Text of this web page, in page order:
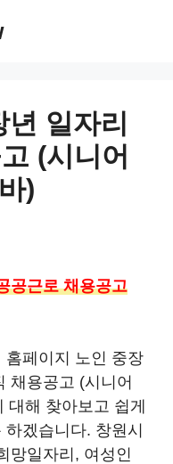
일자리
(시니어
)
공근로 채용공고
홈페이지 노인 중장
채용공고 (시니어
해 찾아보고 쉽게
겠습니다. 창원시
망일자리, 여성인